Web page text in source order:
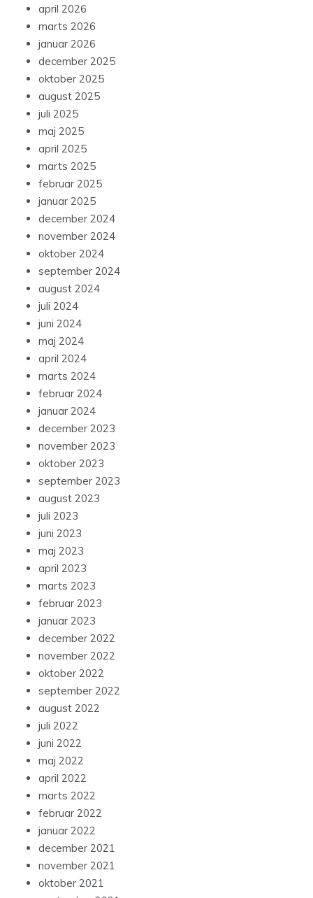
april 2026
marts 2026
januar 2026
december 2025
oktober 2025
august 2025
juli 2025
maj 2025
april 2025
marts 2025
februar 2025
januar 2025
december 2024
november 2024
oktober 2024
september 2024
august 2024
juli 2024
juni 2024
maj 2024
april 2024
marts 2024
februar 2024
januar 2024
december 2023
november 2023
oktober 2023
september 2023
august 2023
juli 2023
juni 2023
maj 2023
april 2023
marts 2023
februar 2023
januar 2023
december 2022
november 2022
oktober 2022
september 2022
august 2022
juli 2022
juni 2022
maj 2022
april 2022
marts 2022
februar 2022
januar 2022
december 2021
november 2021
oktober 2021